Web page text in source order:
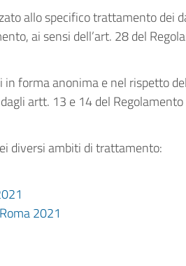
allo specifico trattamento dei
ai sensi dell’art. 28 del
forma anonima e nel rispetto
artt. 13 e 14 del
diversi ambiti di trattamento:
2021